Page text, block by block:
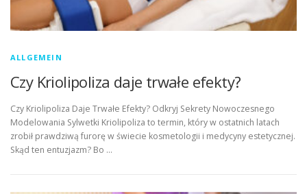
ALLGEMEIN
Czy Kriolipoliza daje trwałe efekty?
Czy Kriolipoliza Daje Trwałe Efekty? Odkryj Sekrety Nowoczesnego
Modelowania Sylwetki Kriolipoliza to termin, który w ostatnich latach
zrobił prawdziwą furorę w świecie kosmetologii i medycyny estetycznej.
Skąd ten entuzjazm? Bo …